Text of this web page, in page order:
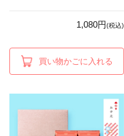
1,080円(税込)
買い物かごに入れる